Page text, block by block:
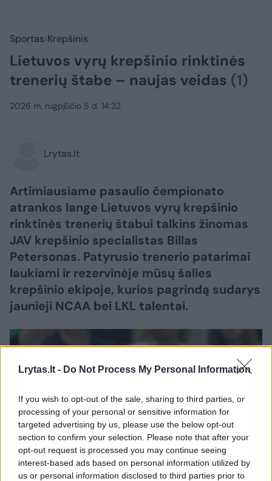
Lrytas.lt - Do Not Process My Personal Information
If you wish to opt-out of the sale, sharing to third parties, or
processing of your personal or sensitive information for
targeted advertising by us, please use the below opt-out
section to confirm your selection. Please note that after your
opt-out request is processed you may continue seeing
interest-based ads based on personal information utilized by
us or personal information disclosed to third parties prior to
Sportas Krepšinis
Lietuvos vyrų krepšinio rinktinės
trenerių štabe – naujas veidas (1)
2026 m. rugpjūčio 5 d. 14:32
Lrytas.lt
Artimiausiame pasaulio čempionato
atrankos lange Lietuvos vyrų krepšinio
rinktinės trenerių štabui talkins žinomas
JAV krepšinio specialistas Billas
Petersonas. Patyrusio trenerio patarimai
laukiami ir rezervinėje mūsų šalies
krepšinio ekipoje, kurios pagrindą sudarys
jaunieji NCAA bei LKL talentai.
Daugiau nuotraukų (3)